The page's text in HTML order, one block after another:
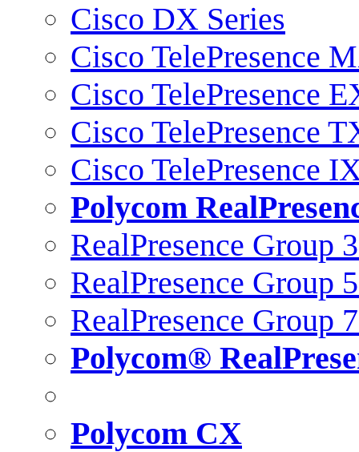
Cisco DX Series
Cisco TelePresence
Cisco TelePresence
Cisco TelePresence
Cisco TelePresence
Polycom
RealPresence Group
RealPresence Group
RealPresence Group
Polycom®
Polycom CX